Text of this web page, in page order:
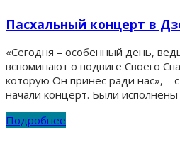
Пасхальный концерт в
«Сегодня – особенный день,
вспоминают о подвиге Своего
которую Он принес ради нас», –
начали концерт. Были исполнены
Подробнее